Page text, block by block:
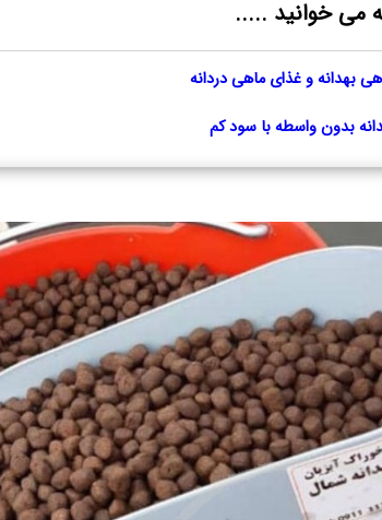
می خوانید .....
بهدانه و غذای ماهی دردانه
بدون واسطه با سود کم